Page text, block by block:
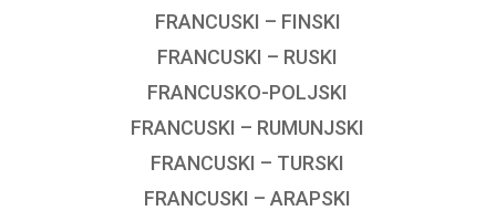
FRANCUSKI – FINSKI
FRANCUSKI – RUSKI
FRANCUSKO-POLJSKI
FRANCUSKI – RUMUNJSKI
FRANCUSKI – TURSKI
FRANCUSKI – ARAPSKI